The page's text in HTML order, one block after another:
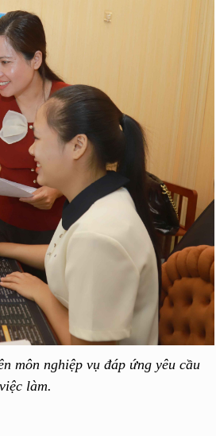
môn nghiệp vụ đáp ứng yêu cầu
làm.